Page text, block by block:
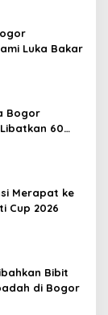
Luka Bakar
Bogor
60
Merapat ke
Cup 2026
Bibit
di Bogor